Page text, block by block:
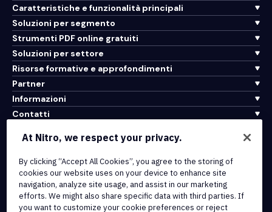
Caratteristiche e funzionalità principali
Soluzioni per segmento
Strumenti PDF online gratuiti
Soluzioni per settore
Risorse formative e approfondimenti
Partner
Informazioni
Contatti
Integrazioni e connettività API
Termini di servizio
Politica sui cookie
Politica sul copyright
At Nitro, we respect your privacy.
By clicking “Accept All Cookies”, you agree to the storing of
cookies our website uses on your device to enhance site
navigation, analyze site usage, and assist in our marketing
efforts. We might also share specific data with third parties. If
you want to customize your cookie preferences or reject